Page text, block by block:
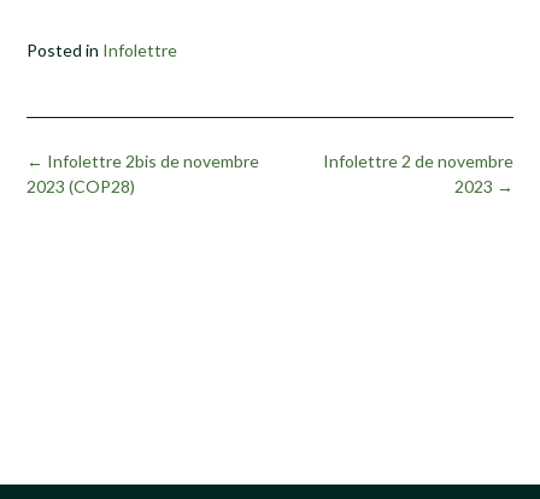
Posted in Infolettre
Post
navigation
Infolettre 2 de novembre
2023 →
← Infolettre 2bis de novembre
2023 (COP28)